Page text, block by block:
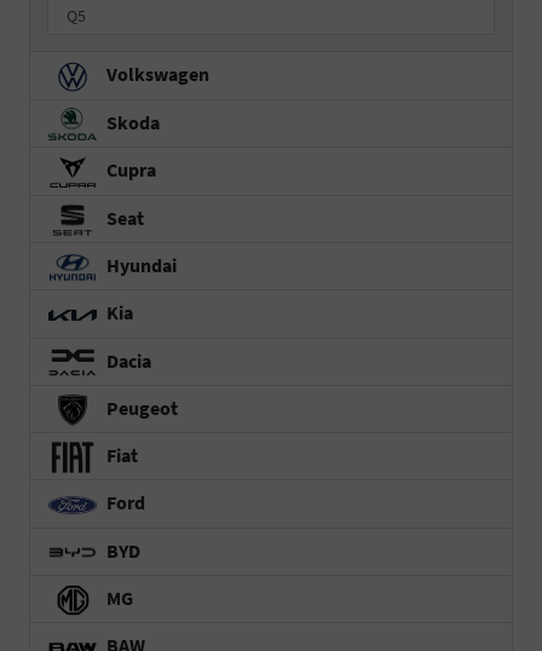
Q5
Volkswagen
Skoda
Cupra
Seat
Hyundai
Kia
Dacia
Peugeot
Fiat
Ford
BYD
MG
BAW